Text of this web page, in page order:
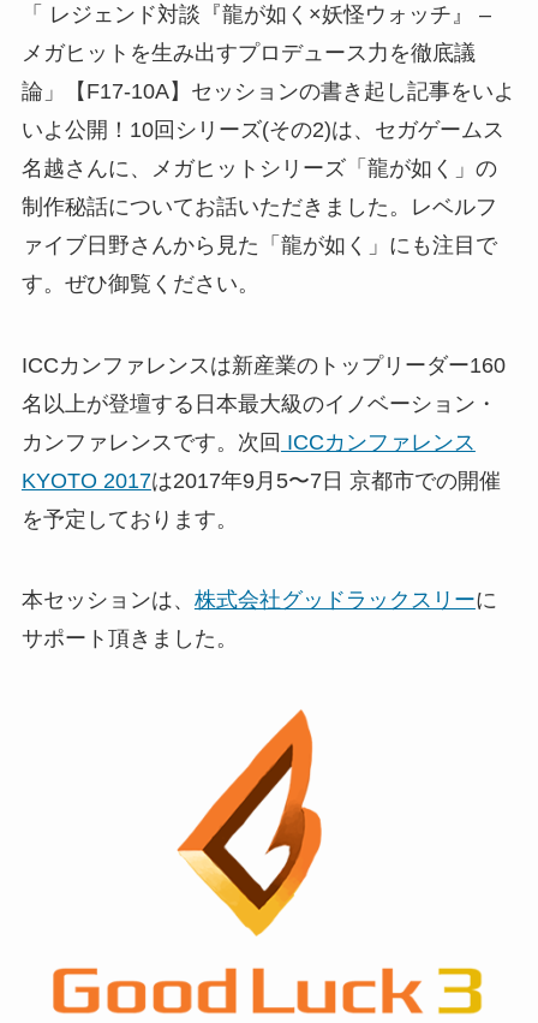
「 レジェンド対談『龍が如く×妖怪ウォッチ』 –
メガヒットを生み出すプロデュース力を徹底議
論」【F17-10A】セッションの書き起し記事をいよ
いよ公開！10回シリーズ(その2)は、セガゲームス
名越さんに、メガヒットシリーズ「龍が如く」の
制作秘話についてお話いただきました。レベルフ
ァイブ日野さんから見た「龍が如く」にも注目で
す。ぜひ御覧ください。
ICCカンファレンスは新産業のトップリーダー160
名以上が登壇する日本最大級のイノベーション・
カンファレンスです。次回 ICCカンファレンス
KYOTO 2017は2017年9月5〜7日 京都市での開催
を予定しております。
本セッションは、 株式会社グッドラックスリーに
サポート頂きました。